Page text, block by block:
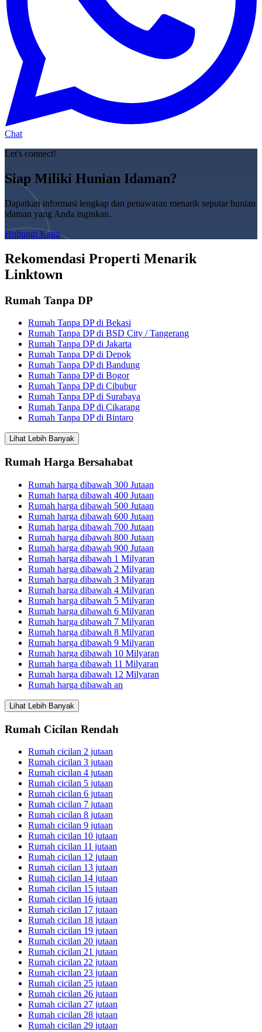
Chat
Let's connect!
Siap Miliki Hunian Idaman?
Dapatkan informasi lengkap dan penawaran menarik seputar hunian
idaman yang Anda inginkan.
Hubungi Kami
Rekomendasi Properti Menarik
Linktown
Rumah Tanpa DP
Rumah Tanpa DP di Bekasi
Rumah Tanpa DP di BSD City / Tangerang
Rumah Tanpa DP di Jakarta
Rumah Tanpa DP di Depok
Rumah Tanpa DP di Bandung
Rumah Tanpa DP di Bogor
Rumah Tanpa DP di Cibubur
Rumah Tanpa DP di Surabaya
Rumah Tanpa DP di Cikarang
Rumah Tanpa DP di Bintaro
Lihat Lebih Banyak
Rumah Harga Bersahabat
Rumah harga dibawah 300 Jutaan
Rumah harga dibawah 400 Jutaan
Rumah harga dibawah 500 Jutaan
Rumah harga dibawah 600 Jutaan
Rumah harga dibawah 700 Jutaan
Rumah harga dibawah 800 Jutaan
Rumah harga dibawah 900 Jutaan
Rumah harga dibawah 1 Milyaran
Rumah harga dibawah 2 Milyaran
Rumah harga dibawah 3 Milyaran
Rumah harga dibawah 4 Milyaran
Rumah harga dibawah 5 Milyaran
Rumah harga dibawah 6 Milyaran
Rumah harga dibawah 7 Milyaran
Rumah harga dibawah 8 Milyaran
Rumah harga dibawah 9 Milyaran
Rumah harga dibawah 10 Milyaran
Rumah harga dibawah 11 Milyaran
Rumah harga dibawah 12 Milyaran
Rumah harga dibawah an
Lihat Lebih Banyak
Rumah Cicilan Rendah
Rumah cicilan 2 jutaan
Rumah cicilan 3 jutaan
Rumah cicilan 4 jutaan
Rumah cicilan 5 jutaan
Rumah cicilan 6 jutaan
Rumah cicilan 7 jutaan
Rumah cicilan 8 jutaan
Rumah cicilan 9 jutaan
Rumah cicilan 10 jutaan
Rumah cicilan 11 jutaan
Rumah cicilan 12 jutaan
Rumah cicilan 13 jutaan
Rumah cicilan 14 jutaan
Rumah cicilan 15 jutaan
Rumah cicilan 16 jutaan
Rumah cicilan 17 jutaan
Rumah cicilan 18 jutaan
Rumah cicilan 19 jutaan
Rumah cicilan 20 jutaan
Rumah cicilan 21 jutaan
Rumah cicilan 22 jutaan
Rumah cicilan 23 jutaan
Rumah cicilan 25 jutaan
Rumah cicilan 26 jutaan
Rumah cicilan 27 jutaan
Rumah cicilan 28 jutaan
Rumah cicilan 29 jutaan